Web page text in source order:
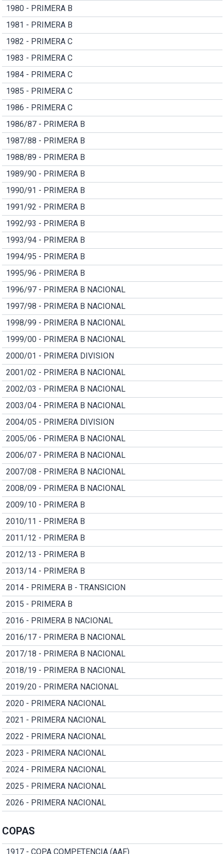
1980 - PRIMERA B
1981 - PRIMERA B
1982 - PRIMERA C
1983 - PRIMERA C
1984 - PRIMERA C
1985 - PRIMERA C
1986 - PRIMERA C
1986/87 - PRIMERA B
1987/88 - PRIMERA B
1988/89 - PRIMERA B
1989/90 - PRIMERA B
1990/91 - PRIMERA B
1991/92 - PRIMERA B
1992/93 - PRIMERA B
1993/94 - PRIMERA B
1994/95 - PRIMERA B
1995/96 - PRIMERA B
1996/97 - PRIMERA B NACIONAL
1997/98 - PRIMERA B NACIONAL
1998/99 - PRIMERA B NACIONAL
1999/00 - PRIMERA B NACIONAL
2000/01 - PRIMERA DIVISION
2001/02 - PRIMERA B NACIONAL
2002/03 - PRIMERA B NACIONAL
2003/04 - PRIMERA B NACIONAL
2004/05 - PRIMERA DIVISION
2005/06 - PRIMERA B NACIONAL
2006/07 - PRIMERA B NACIONAL
2007/08 - PRIMERA B NACIONAL
2008/09 - PRIMERA B NACIONAL
2009/10 - PRIMERA B
2010/11 - PRIMERA B
2011/12 - PRIMERA B
2012/13 - PRIMERA B
2013/14 - PRIMERA B
2014 - PRIMERA B - TRANSICION
2015 - PRIMERA B
2016 - PRIMERA B NACIONAL
2016/17 - PRIMERA B NACIONAL
2017/18 - PRIMERA B NACIONAL
2018/19 - PRIMERA B NACIONAL
2019/20 - PRIMERA NACIONAL
2020 - PRIMERA NACIONAL
2021 - PRIMERA NACIONAL
2022 - PRIMERA NACIONAL
2023 - PRIMERA NACIONAL
2024 - PRIMERA NACIONAL
2025 - PRIMERA NACIONAL
2026 - PRIMERA NACIONAL
COPAS
1917 - COPA COMPETENCIA (AAF)